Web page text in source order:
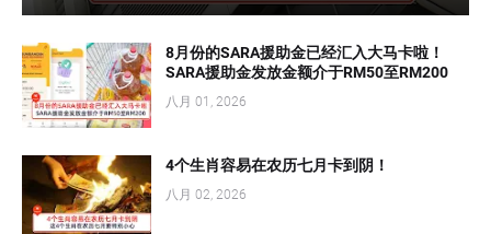
8月份的SARA援助金已经汇入大马卡啦！
SARA援助金发放金额介于RM50至RM200
八月 01, 2026
4个生肖容易在农历七月卡到阴！
八月 02, 2026